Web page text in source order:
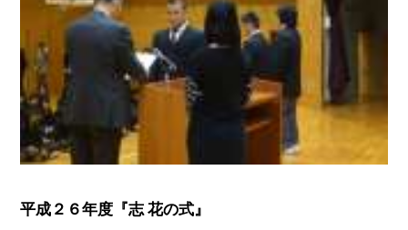
平成２６年度『志 花の式』